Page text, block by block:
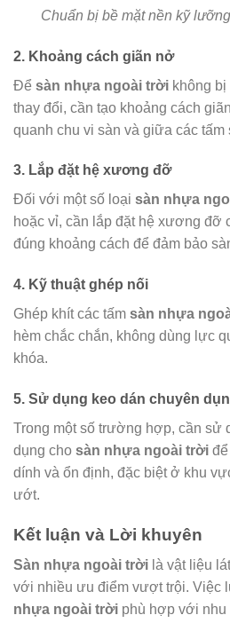
Chuẩn bị bề mặt nền kỹ
2. Khoảng cách giãn nở
Để sàn nhựa ngoài trời không
thay đổi, cần tạo khoảng cách
quanh chu vi sàn và giữa các tấm
3. Lắp đặt hệ xương đỡ
Đối với một số loại sàn nhựa
hoặc vỉ, cần lắp đặt hệ xương đỡ
đúng khoảng cách để đảm bảo
4. Kỹ thuật ghép nối
Ghép khít các tấm sàn nhựa
hèm chắc chắn, không dùng lực
khóa.
5. Sử dụng keo dán chuyên
Trong một số trường hợp, cần sử
dụng cho sàn nhựa ngoài trời
dính và ổn định, đặc biệt ở khu
ướt.
Kết luận và Lời khuyên
Sàn nhựa ngoài trời là vật liệu
với nhiều ưu điểm vượt trội. Việc
nhựa ngoài trời phù hợp với nhu